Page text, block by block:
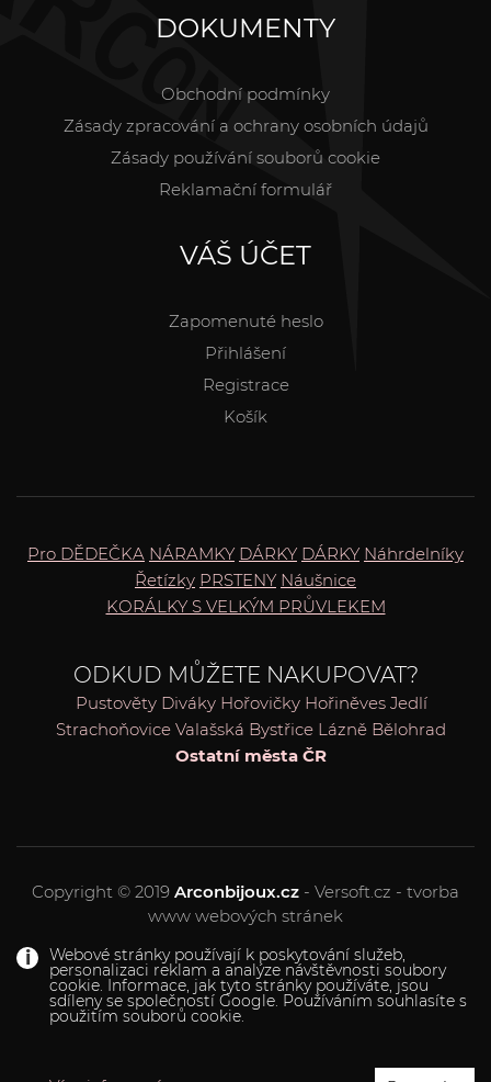
Webové stránky používají k poskytování služeb,
personalizaci reklam a analýze návštěvnosti soubory
cookie. Informace, jak tyto stránky používáte, jsou
sdíleny se společností Google. Používáním souhlasíte s
použitím souborů cookie.
DOKUMENTY
Obchodní podmínky
Zásady zpracování a ochrany osobních údajů
Zásady používání souborů cookie
Reklamační formulář
VÁŠ ÚČET
Zapomenuté heslo
Přihlášení
Registrace
Košík
Pro DĚDEČKA NÁRAMKY DÁRKY DÁRKY Náhrdelníky
Řetízky PRSTENY Náušnice
KORÁLKY S VELKÝM PRŮVLEKEM
ODKUD MŮŽETE NAKUPOVAT?
Pustověty Diváky Hořovičky Hořiněves Jedlí
Strachoňovice Valašská Bystřice Lázně Bělohrad
Ostatní města ČR
Copyright © 2019 Arconbijoux.cz - Versoft.cz - tvorba
www webových stránek